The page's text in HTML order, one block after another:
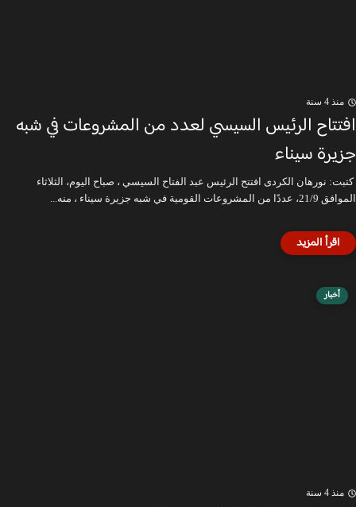
منذ 4 سنة
افتتاح الرئيس السيسي لعدد من المشروعات في شبه
جزيرة سيناء
كتبت: نورهان الكردى افتتح الرئيس عبد الفتاح السيسي ، صباح اليوم، الثلاثاء
الموافق 21/9، عددًا من المشروعات القومية في شبه جزيرة سيناء ، منه...
أخبار
منذ 4 سنة